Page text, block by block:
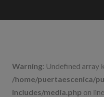
al
Warning: Undefined array
/home/puertaescenica/
includes/media.php on line